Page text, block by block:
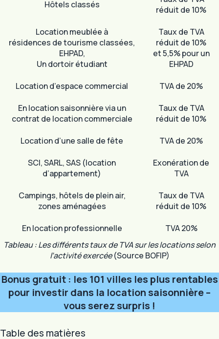
Hôtels classés
réduit de 10%
Location meublée à
résidences de tourisme classées,
EHPAD,
Un dortoir étudiant
Taux de TVA
réduit de 10%
et 5,5% pour un
EHPAD
Location d’espace commercial TVA de 20%
En location saisonnière via un
contrat de location commerciale
Taux de TVA
réduit de 10%
Location d’une salle de fête TVA de 20%
SCI, SARL, SAS (location
d’appartement)
Exonération de
TVA
Campings, hôtels de plein air,
zones aménagées
Taux de TVA
réduit de 10%
En location professionnelle
TVA 20%
Tableau : Les différents taux de TVA sur les locations selon
l’activité exercée(Source BOFIP)
Bonus gratuit : les 101 villes les plus rentables
pour investir dans la location saisonnière –
vous serez surpris !
Table des matières